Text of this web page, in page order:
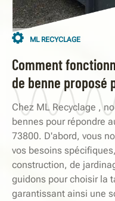
ML RECYCLAGE
Comment
de benne proposé
Chez ML Recyclage ,
bennes pour répondre
73800. D'abord, vous
vos besoins
construction, de
guidons pour choisir la
garantissant ainsi une